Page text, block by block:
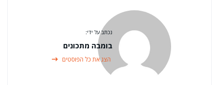
נכתב על ידי:
בומבה מתכונים
הצג את כל הפוסטים